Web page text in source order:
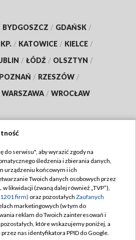
BYDGOSZCZ / GDAŃSK /
/ KATOWICE / KIELCE /
/ ŁÓDŹ / OLSZTYN /
POZNAŃ / RZESZÓW /
WARSZAWA / WROCŁAW
TVP
Regulamin TVP
prywatności
Moje zgody
Pomoc
do serwisu", aby wyrazić zgody na
śledzenia i zbierania danych,
urządzeniu końcowym i ich
Twoich danych osobowych przez
w likwidacji (zwaną dalej również „TVP”),
firm) oraz pozostałych Zaufanych
marketingowych (w tym do
reklam do Twoich zainteresowań i
które wskazujemy poniżej, a
nas identyfikatora PPID do Google.